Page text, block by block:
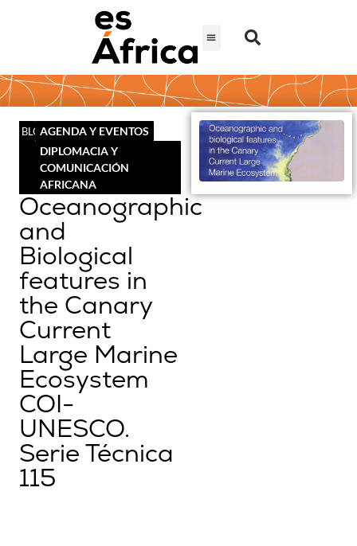
BLOGAGENDA Y EVENTOS
DIPLOMACIA Y
COMUNICACIÓN
AFRICANA
Oceanographic
and
Biological
features in
the Canary
Current
Large Marine
Ecosystem
COI-
UNESCO.
Serie Técnica
115